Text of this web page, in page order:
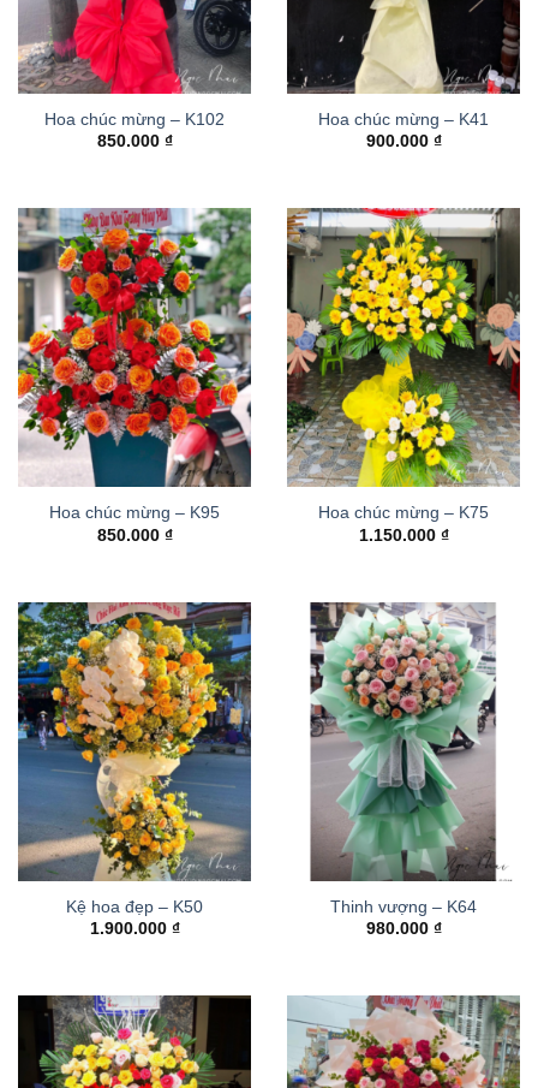
Hoa chúc mừng – K102
850.000 ₫
Hoa chúc mừng – K41
900.000 ₫
Hoa chúc mừng – K95
850.000 ₫
Hoa chúc mừng – K75
1.150.000 ₫
Kệ hoa đẹp – K50
1.900.000 ₫
Thinh vượng – K64
980.000 ₫